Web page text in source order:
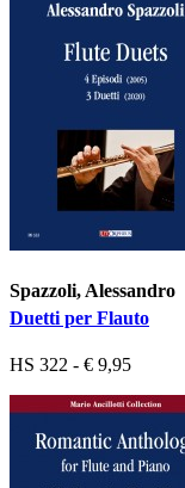
Spazzoli, Alessandro
Duetti per Flauto
HS 322 - € 9,95